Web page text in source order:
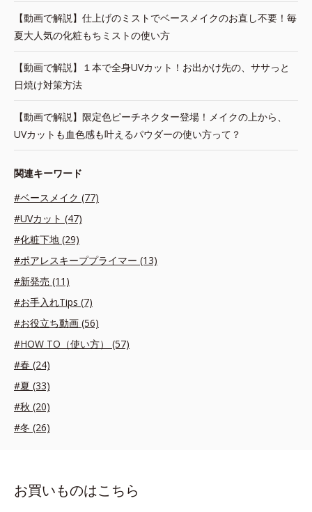
【動画で解説】仕上げのミストでベースメイクのお直し不要！毎
夏大人気の化粧もちミストの使い方
【動画で解説】１本で全身UVカット！お出かけ先の、ササっと
日焼け対策方法
【動画で解説】限定色ピーチネクター登場！メイクの上から、
UVカットも血色感も叶えるパウダーの使い方って？
関連キーワード
#ベースメイク (77)
#UVカット (47)
#化粧下地 (29)
#ポアレスキーププライマー (13)
#新発売 (11)
#お手入れTips (7)
#お役立ち動画 (56)
#HOW TO（使い方） (57)
#春 (24)
#夏 (33)
#秋 (20)
#冬 (26)
お買いものはこちら